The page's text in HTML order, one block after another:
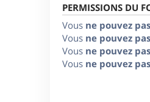
PERMISSIONS DU
Vous ne pouvez pas
Vous ne pouvez pas
Vous ne pouvez pas
Vous ne pouvez pas